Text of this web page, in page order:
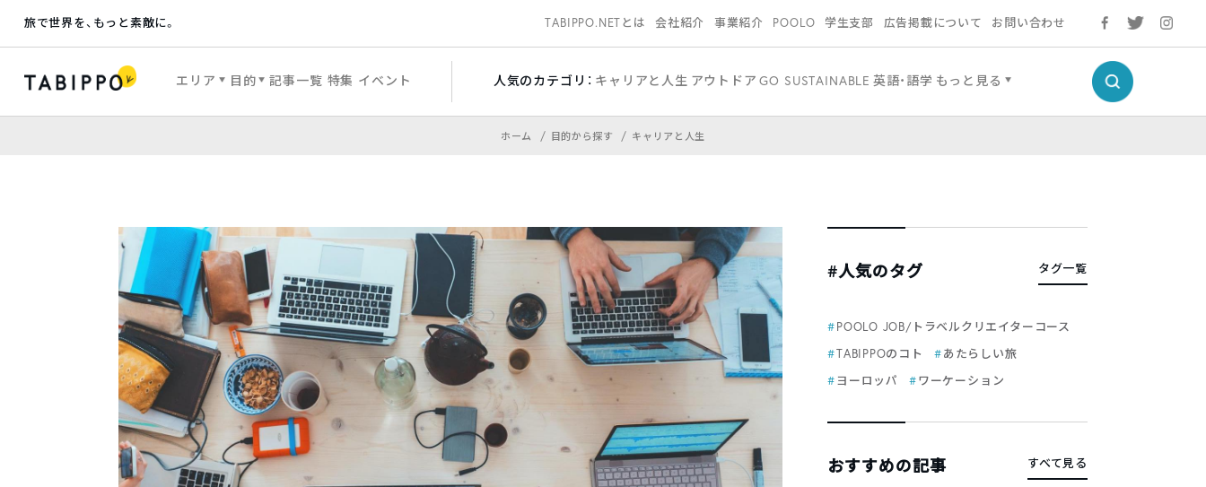
旅で世界を、もっと素敵に。 TABIPPO.NETとは 会社紹介 事業紹介 POOLO 学生支部 広告掲載について お問い合わせ
エリア 目的 記事一覧 特集 イベント 人気のカテゴリ： キャリアと人生 アウトドア GO SUSTAINABLE 英語・語学 もっと見る
ホーム 目的から探す キャリアと人生
#人気のタグ タグ一覧
POOLO JOB/トラベルクリエイターコース
TABIPPOのコト
あたらしい旅
ヨーロッパ
ワーケーション
おすすめの記事 すべて見る